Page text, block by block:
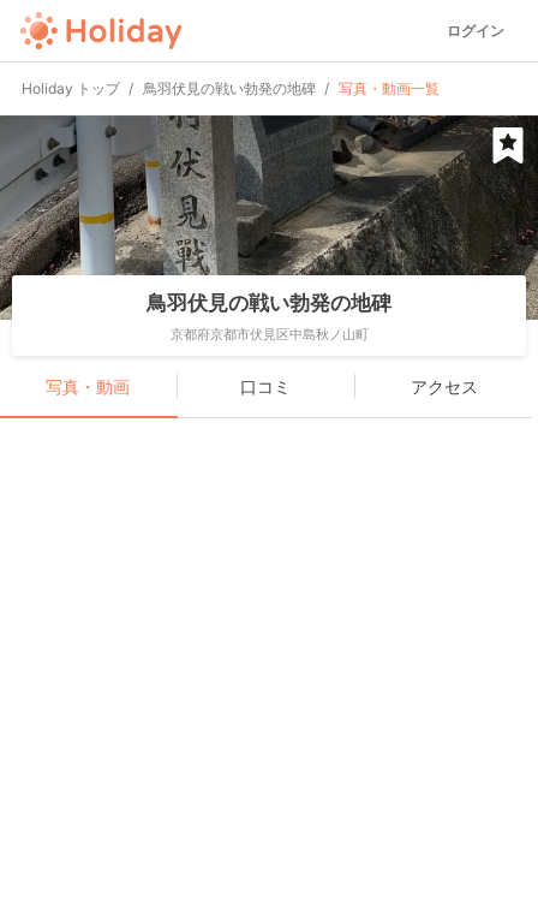
ログイン
Holiday トップ 鳥羽伏見の戦い勃発の地碑 写真・動画一覧
鳥羽伏見の戦い勃発の地碑
京都府京都市伏見区中島秋ノ山町
写真・動画 口コミ アクセス